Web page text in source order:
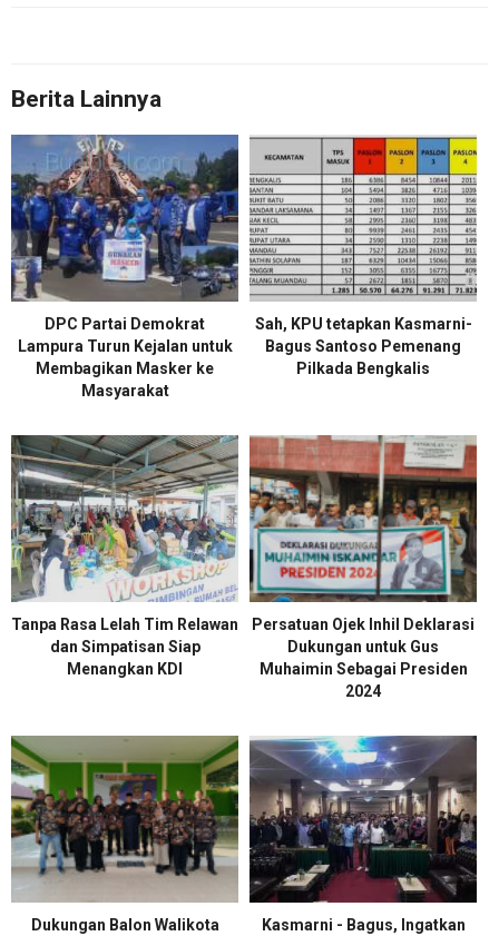
Berita Lainnya
DPC Partai Demokrat
Lampura Turun Kejalan untuk
Membagikan Masker ke
Masyarakat
Sah, KPU tetapkan Kasmarni-
Bagus Santoso Pemenang
Pilkada Bengkalis
Tanpa Rasa Lelah Tim Relawan
dan Simpatisan Siap
Menangkan KDI
Persatuan Ojek Inhil Deklarasi
Dukungan untuk Gus
Muhaimin Sebagai Presiden
2024
Dukungan Balon Walikota
Kasmarni - Bagus, Ingatkan